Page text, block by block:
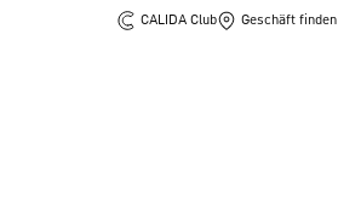
CALIDA Club Geschäft finden